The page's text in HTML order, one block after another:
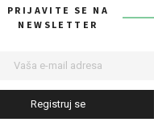
PRIJAVITE SE NA
NEWSLETTER